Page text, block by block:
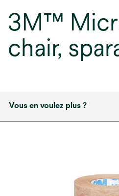
3M™
chair,
Vous en voulez plus ?